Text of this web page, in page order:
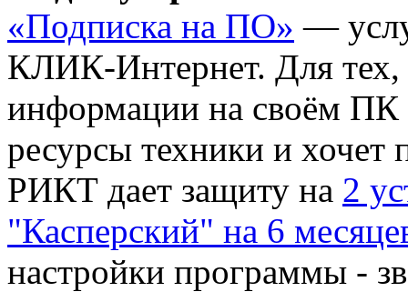
«Подписка на ПО» —
КЛИК-Интернет. Для тех,
информации на своём ПК
ресурсы техники и хочет
РИКТ дает защиту на 2
"Касперский" на 6
настройки программы -